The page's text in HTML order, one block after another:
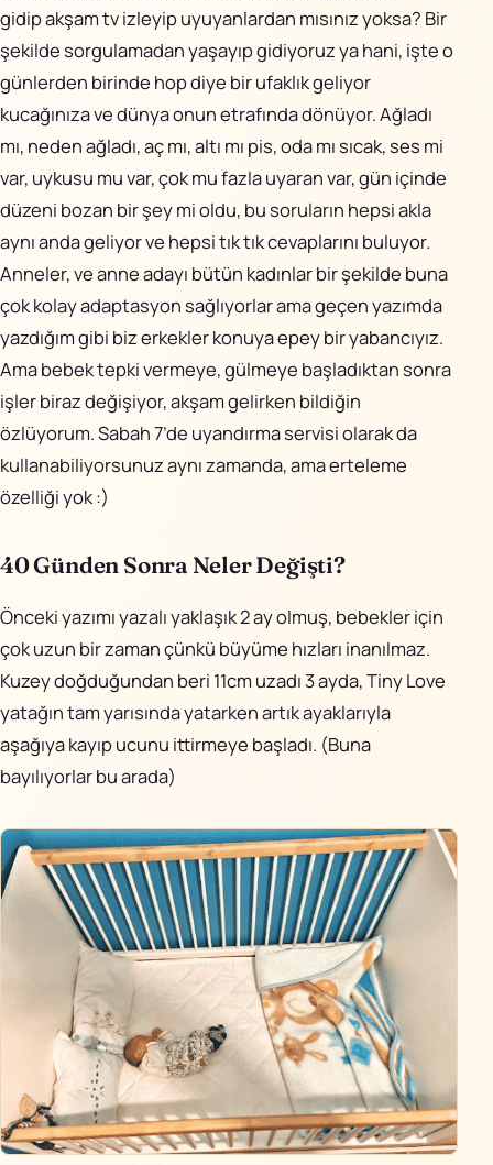
gidip akşam tv izleyip uyuyanlardan mısınız yoksa? Bir
şekilde sorgulamadan yaşayıp gidiyoruz ya hani, işte o
günlerden birinde hop diye bir ufaklık geliyor
kucağınıza ve dünya onun etrafında dönüyor. Ağladı
mı, neden ağladı, aç mı, altı mı pis, oda mı sıcak, ses mi
var, uykusu mu var, çok mu fazla uyaran var, gün içinde
düzeni bozan bir şey mi oldu, bu soruların hepsi akla
aynı anda geliyor ve hepsi tık tık cevaplarını buluyor.
Anneler, ve anne adayı bütün kadınlar bir şekilde buna
çok kolay adaptasyon sağlıyorlar ama geçen yazımda
yazdığım gibi biz erkekler konuya epey bir yabancıyız.
Ama bebek tepki vermeye, gülmeye başladıktan sonra
işler biraz değişiyor, akşam gelirken bildiğin
özlüyorum. Sabah 7’de uyandırma servisi olarak da
kullanabiliyorsunuz aynı zamanda, ama erteleme
özelliği yok :)
40 Günden Sonra Neler Değişti?
Önceki yazımı yazalı yaklaşık 2 ay olmuş, bebekler için
çok uzun bir zaman çünkü büyüme hızları inanılmaz.
Kuzey doğduğundan beri 11cm uzadı 3 ayda,Tiny Love
yatağın tam yarısında yatarken artık ayaklarıyla
aşağıya kayıp ucunu ittirmeye başladı. (Buna
bayılıyorlar bu arada)